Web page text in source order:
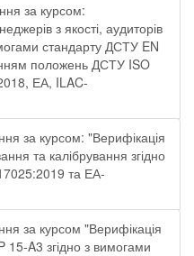
за курсом:
з якості, аудиторів
стандарту ДСТУ EN
положень ДСТУ ISO
ЕА, ILAC-
за курсом: "Верифікація
та калібрування згідно
та ЕА-
за курсом "Верифікація
15-A3 згідно з вимогами